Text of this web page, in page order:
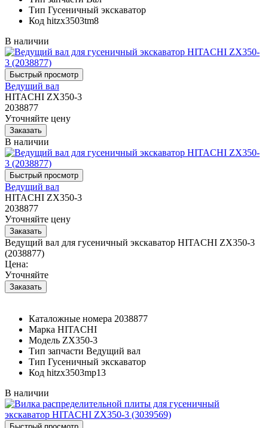
Тип Гусеничный экскаватор
Код hitzx3503tm8
В наличии
Ведущий вал
HITACHI ZX350-3
2038877
Уточняйте цену
В наличии
Ведущий вал
HITACHI ZX350-3
2038877
Уточняйте цену
Ведущий вал для гусеничный экскаватор HITACHI ZX350-3
(2038877)
Цена:
Уточняйте
Каталожные номера 2038877
Марка HITACHI
Модель ZX350-3
Тип запчасти Ведущий вал
Тип Гусеничный экскаватор
Код hitzx3503mp13
В наличии